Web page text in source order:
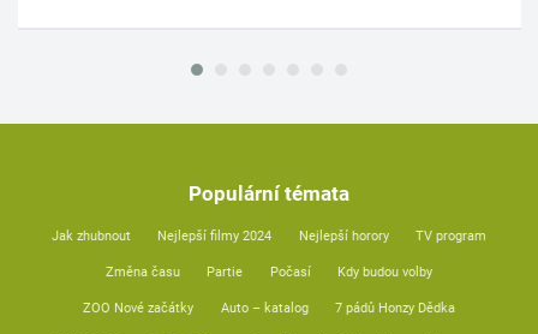
Populární témata
Jak zhubnout Nejlepší filmy 2024 Nejlepší horory TV program
Změna času Partie Počasí Kdy budou volby
ZOO Nové začátky Auto – katalog 7 pádů Honzy Dědka